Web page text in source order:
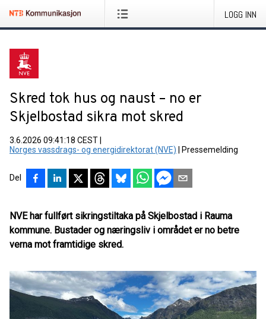
LOGG INN
Skred tok hus og naust – no er
Skjelbostad sikra mot skred
3.6.2026 09:41:18 CEST
Norges vassdrags- og energidirektorat (NVE)
Pressemelding
Del
NVE har fullført sikringstiltaka på Skjelbostad i Rauma
kommune. Bustader og næringsliv i området er no betre
verna mot framtidige skred.